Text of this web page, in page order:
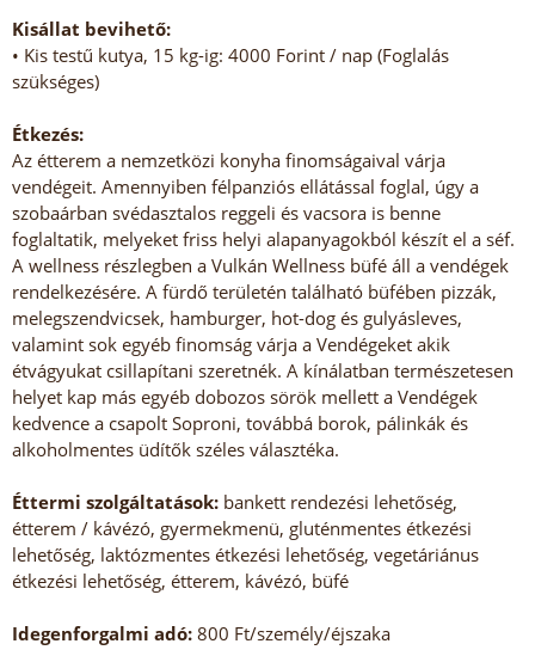
Kisállat bevihető:
• Kis testű kutya, 15 kg-ig: 4000 Forint / nap (Foglalás
szükséges)
Étkezés:
Az étterem a nemzetközi konyha finomságaival várja
vendégeit. Amennyiben félpanziós ellátással foglal, úgy a
szobaárban svédasztalos reggeli és vacsora is benne
foglaltatik, melyeket friss helyi alapanyagokból készít el a séf.
A wellness részlegben a Vulkán Wellness büfé áll a vendégek
rendelkezésére. A fürdő területén található büfében pizzák,
melegszendvicsek, hamburger, hot-dog és gulyásleves,
valamint sok egyéb finomság várja a Vendégeket akik
étvágyukat csillapítani szeretnék. A kínálatban természetesen
helyet kap más egyéb dobozos sörök mellett a Vendégek
kedvence a csapolt Soproni, továbbá borok, pálinkák és
alkoholmentes üdítők széles választéka.
Éttermi szolgáltatások: bankett rendezési lehetőség,
étterem / kávézó, gyermekmenü, gluténmentes étkezési
lehetőség, laktózmentes étkezési lehetőség, vegetáriánus
étkezési lehetőség, étterem, kávézó, büfé
Idegenforgalmi adó: 800 Ft/személy/éjszaka